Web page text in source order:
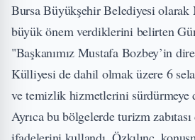
Bursa Büyükşehir Belediyesi
büyük önem verdiklerini belirten
"Başkanımız Mustafa Bozbey’in
Külliyesi de dahil olmak üzere 6
ve temizlik hizmetlerini sürdürmeye
Ayrıca bu bölgelerde turizm